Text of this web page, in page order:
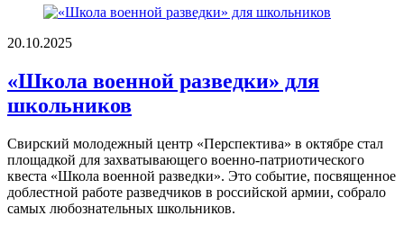
20.10.2025
«Школа военной разведки» для
школьников
Свирский молодежный центр «Перспектива» в октябре стал
площадкой для захватывающего военно-патриотического
квеста «Школа военной разведки». Это событие, посвященное
доблестной работе разведчиков в российской армии, собрало
самых любознательных школьников.